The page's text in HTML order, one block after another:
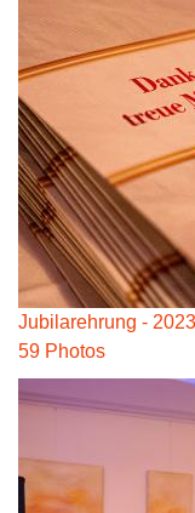
Jubilarehrung - 2023
59 Photos